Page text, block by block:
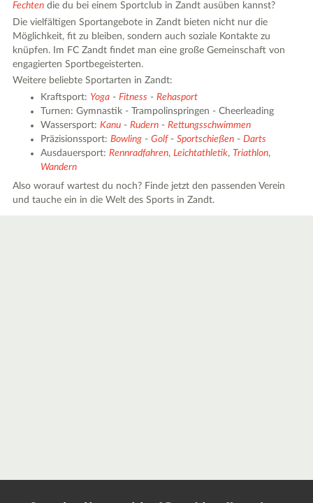
Fechten die du bei einem Sportclub in Zandt ausüben kannst?
Die vielfältigen Sportangebote in Zandt bieten nicht nur die
Möglichkeit, fit zu bleiben, sondern auch soziale Kontakte zu
knüpfen. Im FC Zandt findet man eine große Gemeinschaft von
engagierten Sportbegeisterten.
Weitere beliebte Sportarten in Zandt:
Kraftsport: Yoga -Fitness -Rehasport
Turnen: Gymnastik - Trampolinspringen - Cheerleading
Wassersport:Kanu -Rudern -Rettungsschwimmen
Präzisionssport:Bowling -Golf-Sportschießen -Darts
Ausdauersport:Rennradfahren,Leichtathletik,Triathlon,
Wandern
Also worauf wartest du noch? Finde jetzt den passenden Verein
und tauche ein in die Welt des Sports in Zandt.